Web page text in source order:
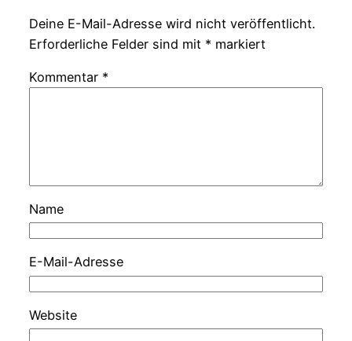
Deine E-Mail-Adresse wird nicht veröffentlicht.
Erforderliche Felder sind mit * markiert
Kommentar *
Name
E-Mail-Adresse
Website